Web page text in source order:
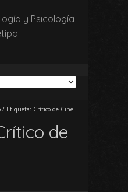
y Psicología
/ Etiqueta: Crítico de Cine
de